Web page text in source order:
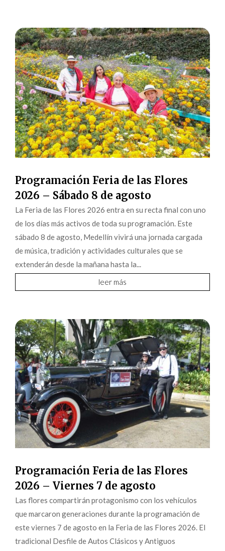
Programación Feria de las Flores
2026 – Sábado 8 de agosto
La Feria de las Flores 2026 entra en su recta final con uno
de los días más activos de toda su programación. Este
sábado 8 de agosto, Medellín vivirá una jornada cargada
de música, tradición y actividades culturales que se
extenderán desde la mañana hasta la...
leer más
Programación Feria de las Flores
2026 – Viernes 7 de agosto
Las flores compartirán protagonismo con los vehículos
que marcaron generaciones durante la programación de
este viernes 7 de agosto en la Feria de las Flores 2026. El
tradicional Desfile de Autos Clásicos y Antiguos